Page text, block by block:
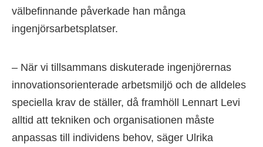
välbefinnande påverkade han många
ingenjörsarbetsplatser.
– När vi tillsammans diskuterade ingenjörernas
innovationsorienterade arbetsmiljö och de alldeles
speciella krav de ställer, då framhöll Lennart Levi
alltid att tekniken och organisationen måste
anpassas till individens behov, säger Ulrika